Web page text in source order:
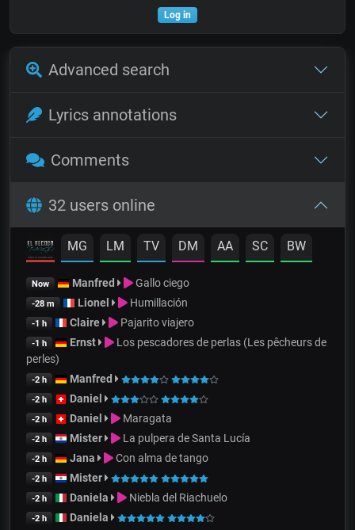
Log in
Advanced search
Lyrics annotations
Comments
32 users online
MG LM TV DM AA SC BW
Now Manfred Gallo ciego
-28 m Lionel Humillación
-1 h Claire Pajarito viajero
-1 h Ernst
Los pescadores de perlas (Les pêcheurs de
perles)
-2 h Manfred
-2 h Daniel
-2 h Daniel Maragata
-2 h Mister La pulpera de Santa Lucía
-2 h Jana Con alma de tango
-2 h Mister
-2 h Daniela Niebla del Riachuelo
-2 h Daniela